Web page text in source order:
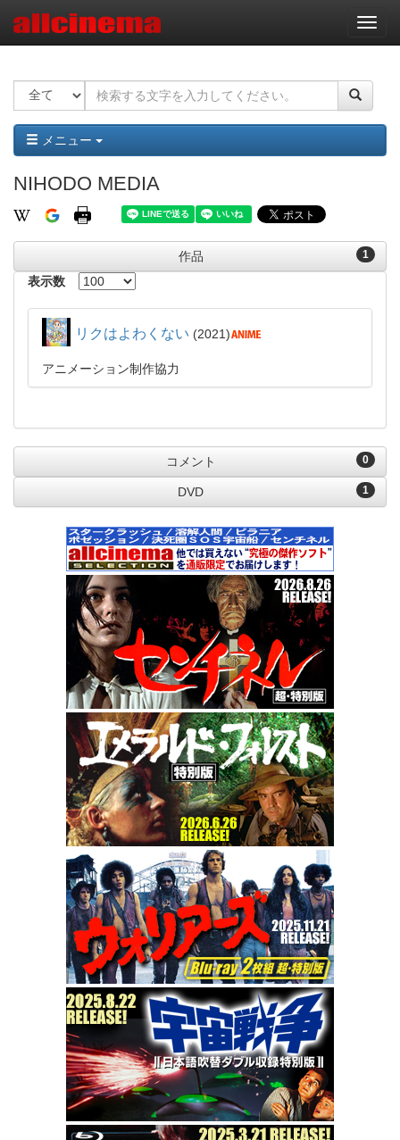
ナ
ビ
ー
ョ
ン
メニュー
NIHODO MEDIA
1
作品
表示数
リクはよわくない 2021
アニメーション制作協力
0
コメント
1
DVD